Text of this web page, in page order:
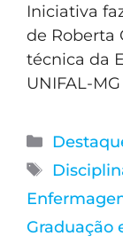
Iniciativa
de Roberta
técnica da
UNIFAL-MG
Graduação